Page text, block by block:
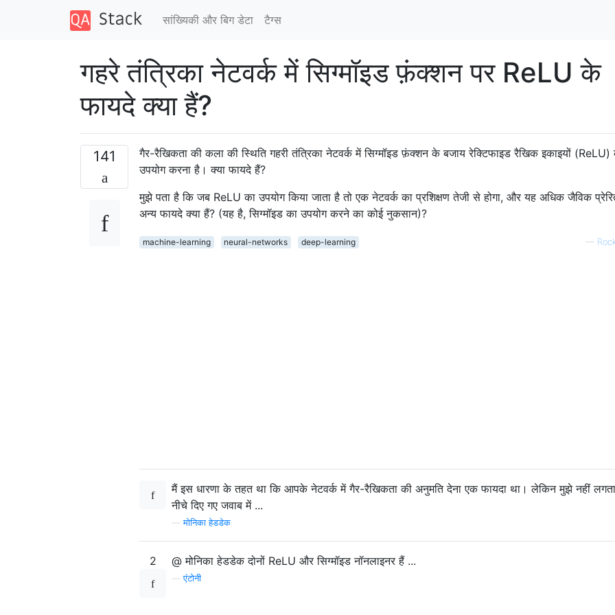
सांख्यिकी और बिग डेटा टैग्‍स
गहरे तंत्रिका नेटवर्क में सिग्मॉइड फ़ंक्शन पर ReLU के
फायदे क्या हैं?
141
गैर-रैखिकता की कला की स्थिति गहरी तंत्रिका नेटवर्क में सिग्मॉइड फ़ंक्शन के बजाय रेक्टिफाइड रैखिक इकाइयों (ReLU)
उपयोग करना है। क्या फायदे हैं?
मुझे पता है कि जब ReLU का उपयोग किया जाता है तो एक नेटवर्क का प्रशिक्षण तेजी से होगा, और यह अधिक जैविक
अन्य फायदे क्या हैं? (यह है, सिग्मॉइड का उपयोग करने का कोई नुकसान)?
machine-learning neural-networks deep-learning —
मैं इस धारणा के तहत था कि आपके नेटवर्क में गैर-रैखिकता की अनुमति देना एक फायदा था। लेकिन मुझे नहीं
नीचे दिए गए जवाब में ...
—मोनिका हेडडेक
2 @ मोनिका हेडडेक दोनों ReLU और सिग्मॉइड नॉनलाइनर हैं ...
—एंटोनी